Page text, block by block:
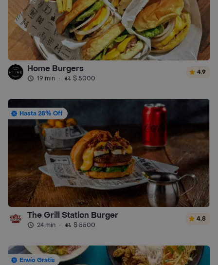
Home Burgers
19 min · $ 5000
4.9
Hasta 28% Off
The Grill Station Burger
24 min · $ 5500
4.8
Envío Gratis